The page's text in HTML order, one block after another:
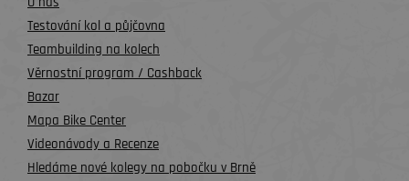
Testování kol a půjčovna
Teambuilding na kolech
Věrnostní program / Cashback
Bazar
Mapa Bike Center
Videonávody a Recenze
Hledáme nové kolegy na pobočku v Brně